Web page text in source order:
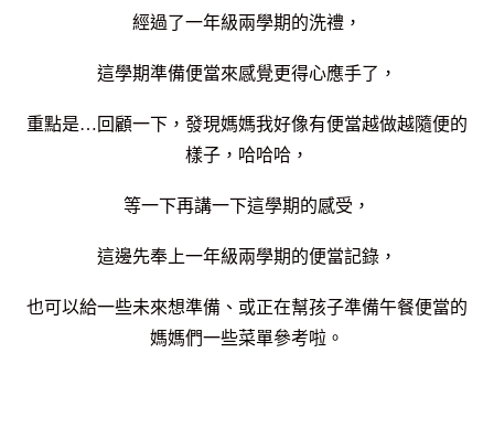
經過了一年級兩學期的洗禮，
這學期準備便當來感覺更得心應手了，
重點是…回顧一下，發現媽媽我好像有便當越做越隨便的
樣子，哈哈哈，
等一下再講一下這學期的感受，
這邊先奉上一年級兩學期的便當記錄，
也可以給一些未來想準備、或正在幫孩子準備午餐便當的
媽媽們一些菜單參考啦。